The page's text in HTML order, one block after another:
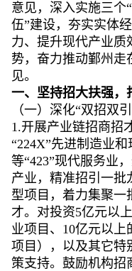
意见，深入实施三个
伍”建设，夯实实体
力、提升现代产业质
势，奋力推动鄞州走
见。
一、坚持招大扶强，
（一）深化“双招双
1.开展产业链招商招
“224X”先进制造业
等“423”现代服务业
产业，精准招引一批
型项目，着力集聚一
才。对投资5亿元以
业项目、10亿元以
项目），以及其它特
策支持。鼓励机构招